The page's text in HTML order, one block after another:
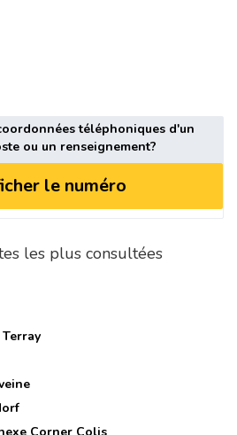
téléphoniques d'un
ou un renseignement?
le numéro
les plus consultées